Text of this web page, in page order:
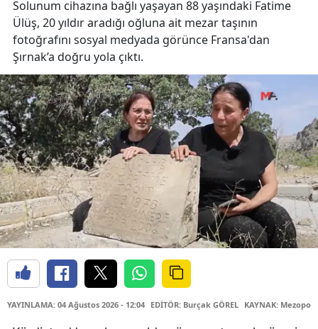
Solunum cihazına bağlı yaşayan 88 yaşındaki Fatime
Ülüş, 20 yıldır aradığı oğluna ait mezar taşının
fotoğrafını sosyal medyada görünce Fransa'dan
Şırnak’a doğru yola çıktı.
YAYINLAMA: 04 Ağustos 2026 - 12:04 EDİTÖR: Burçak GÖREL KAYNAK: